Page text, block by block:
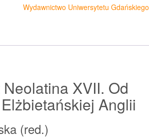
Wydawnictwo Uniwersytetu Gdańskiego
XVII. Od
Anglii
(red.)